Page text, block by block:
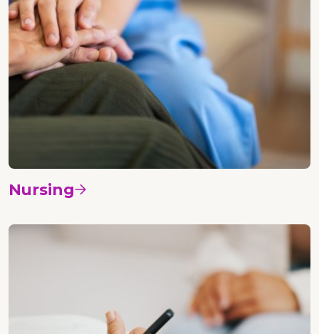
Nursing Vedi i corsi
Psicologia etica